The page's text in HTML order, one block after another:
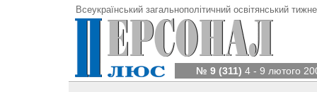
Всеукраїнський загальнополітичний освітянський
№ 9 (311) 4 - 9 лютого